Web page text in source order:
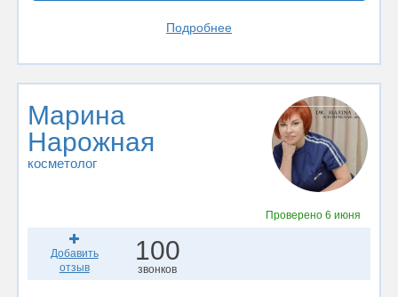
Подробнее
Марина
Нарожная
косметолог
Проверено6 июня
Добавить
отзыв
100
звонков